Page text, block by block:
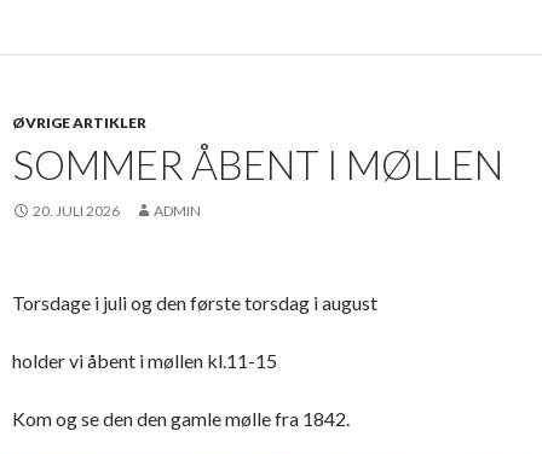
ØVRIGE ARTIKLER
SOMMER ÅBENT I MØLLEN
20. JULI 2026 ADMIN
Torsdage i juli og den første torsdag i august
holder vi åbent i møllen kl.11-15
Kom og se den den gamle mølle fra 1842.